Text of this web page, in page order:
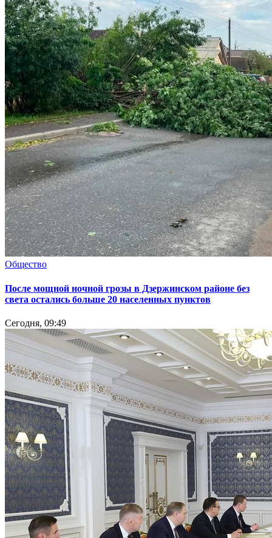
Общество
После мощной ночной грозы в Дзержинском районе без
света остались больше 20 населенных пунктов
Сегодня, 09:49